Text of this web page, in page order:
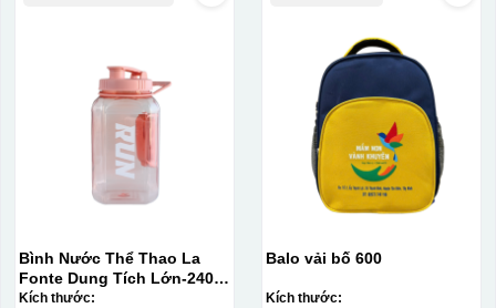
Bình Nước Thể Thao La
Fonte Dung Tích Lớn-2400
ML014892-BLU
Kích thước:
Balo vải bố 600
Kích thước: